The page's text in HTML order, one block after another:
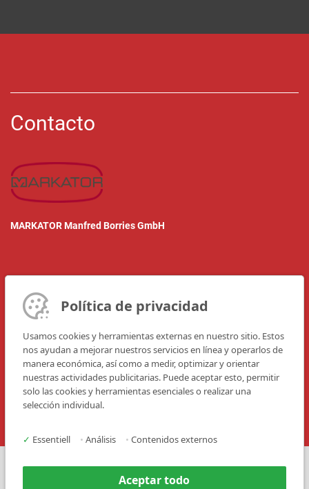
Contacto
MARKATOR Manfred Borries GmbH
Person of contact:
Bjoern Henssler
Phone: +49 7144 85750
E-Mail:export@markator.de
Prensa Contacto
Política de privacidad
Usamos cookies y herramientas externas en nuestro sitio. Estos
nos ayudan a mejorar nuestros servicios en línea y operarlos de
manera económica, así como a medir, optimizar y orientar
nuestras actividades publicitarias. Puede aceptar esto, permitir
solo las cookies y herramientas esenciales o realizar una
selección individual.
✓ Essentiell • Análisis • Contenidos externos
Aceptar todo